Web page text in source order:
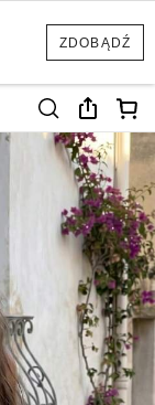
ZDOBĄDŹ